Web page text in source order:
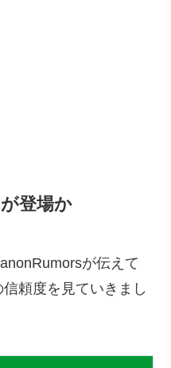
登場か
が伝えて
頼度を見ていきまし